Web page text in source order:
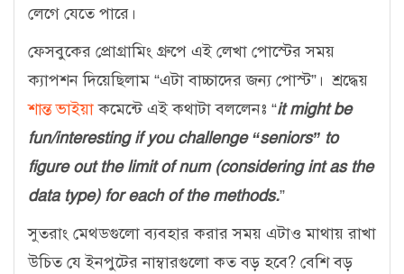
লেগে যেতে পারে।
ফেসবুকের প্রোগ্রামিং গ্রুপে এই লেখা পোস্টের সময়
ক্যাপশন দিয়েছিলাম “এটা বাচ্চাদের জন্য পোস্ট”। শ্রদ্ধেয়
শান্ত ভাইয়াকমেন্টে এই কথাটা বললেনঃ “it might be
fun/interesting if you challenge “seniors” to
figure out the limit of num (considering int as the
data type) for each of the methods.”
সুতরাং মেথডগুলো ব্যবহার করার সময় এটাও মাথায় রাখা
উচিত যে ইনপুটের নাম্বারগুলো কত বড় হবে? বেশি বড়